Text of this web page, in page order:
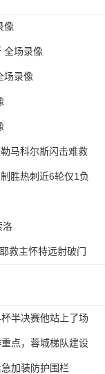
像
全场录像
场录像
马科尔斯闪击难救
胜热刺近6轮仅1负
洛
救主怀特远射破门
半决赛他站上了场
点，蓉城梯队建设
加装防护围栏